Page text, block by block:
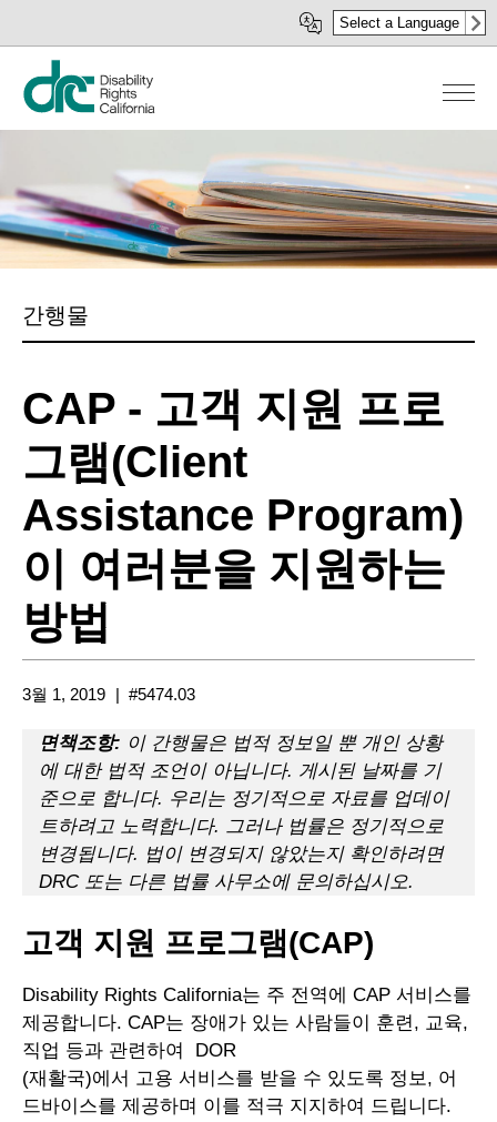
요
츠
너
뛰
기
Select a Language
간행물
CAP - 고객 지원 프로
그램(Client
Assistance Program)
이 여러분을 지원하는
방법
3월 1, 2019 #5474.03
면책조항: 이 간행물은 법적 정보일 뿐 개인 상황
에 대한 법적 조언이 아닙니다. 게시된 날짜를 기
준으로 합니다. 우리는 정기적으로 자료를 업데이
트하려고 노력합니다. 그러나 법률은 정기적으로
변경됩니다. 법이 변경되지 않았는지 확인하려면
DRC 또는 다른 법률 사무소에 문의하십시오.
고객 지원 프로그램(CAP)
Disability Rights California는 주 전역에 CAP 서비스를
제공합니다. CAP는 장애가 있는 사람들이 훈련, 교육,
직업 등과 관련하여 DOR
(재활국)에서 고용 서비스를 받을 수 있도록 정보, 어
드바이스를 제공하며 이를 적극 지지하여 드립니다.